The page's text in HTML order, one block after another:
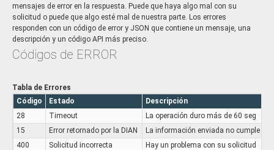
mensajes de error en la respuesta. Puede que haya algo mal con su
solicitud o puede que algo esté mal de nuestra parte. Los errores
responden con un código de error y JSON que contiene un mensaje, una
descripción y un código API más preciso.
Códigos de ERROR
Tabla de Errores
Código
Estado
Descripción
28
Timeout
La operación duro más de 60 seg
15
Error retornado por la DIAN
La información enviada no cumple
400
Solicitud incorrecta
Hay un problema con su solicitud